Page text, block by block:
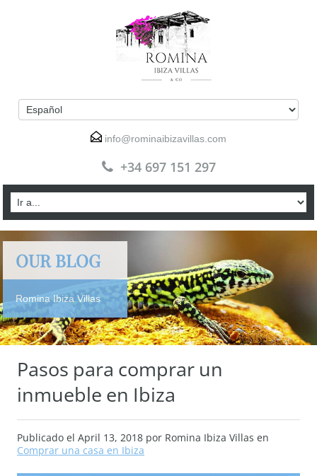
info@rominaibizavillas.com
+34 697 151 297
OUR BLOG
Romina Ibiza Villas
Pasos para comprar un
inmueble en Ibiza
Publicado el April 13, 2018 por Romina Ibiza Villas en
Comprar una casa en Ibiza